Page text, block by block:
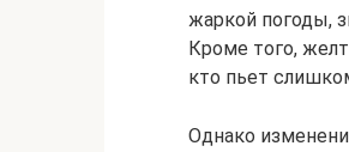
жаркой погоды,
Кроме того,
кто пьет
Однако